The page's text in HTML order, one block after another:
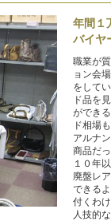
年間１
バイヤ
職業が
ョン会
をして
ド品を
ができ
ド相場
アルナ
商品だ
１０年
廃盤レ
できる
付くわ
人技的